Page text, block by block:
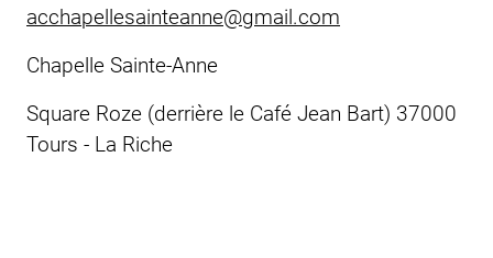
acchapellesainteanne@gmail.com
Chapelle Sainte-Anne
Square Roze (derrière le Café Jean Bart) 37000
Tours - La Riche